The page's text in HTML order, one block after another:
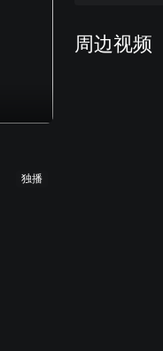
周边视频
独播